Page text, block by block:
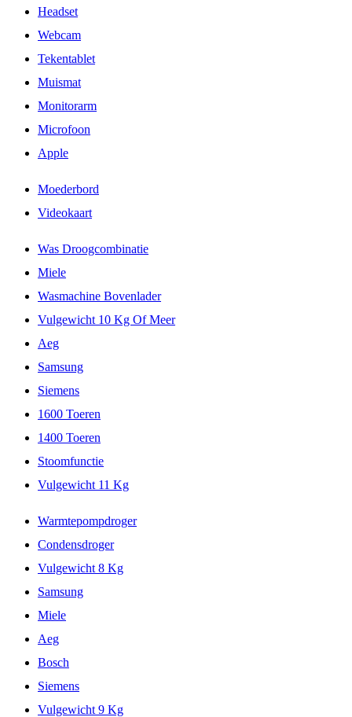
Headset
Webcam
Tekentablet
Muismat
Monitorarm
Microfoon
Apple
Moederbord
Videokaart
Was Droogcombinatie
Miele
Wasmachine Bovenlader
Vulgewicht 10 Kg Of Meer
Aeg
Samsung
Siemens
1600 Toeren
1400 Toeren
Stoomfunctie
Vulgewicht 11 Kg
Warmtepompdroger
Condensdroger
Vulgewicht 8 Kg
Samsung
Miele
Aeg
Bosch
Siemens
Vulgewicht 9 Kg